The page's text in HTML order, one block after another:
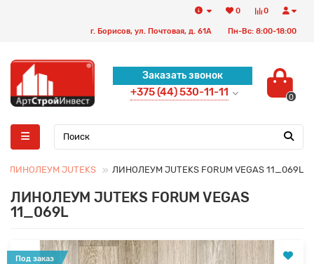
0
0
г. Борисов, ул. Почтовая, д. 61А Пн-Вс: 8:00-18:00
Заказать звонок
+375 (44) 530-11-11 0
ЛИНОЛЕУМ JUTEKS ЛИНОЛЕУМ JUTEKS FORUM VEGAS 11_069L
ЛИНОЛЕУМ JUTEKS FORUM VEGAS
11_069L
Под заказ